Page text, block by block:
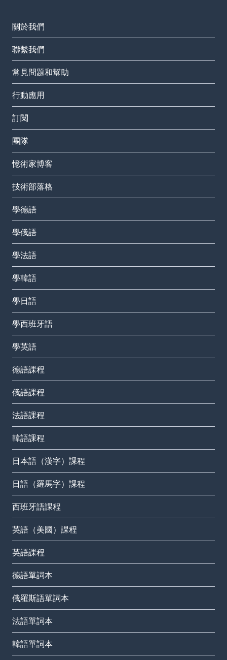
關於我們
聯繫我們
常見問題和幫助
行動應用
訂閱
團隊
憶術家博客
技術部落格
學德語
學俄語
學法語
學韓語
學日語
學西班牙語
學英語
德語課程
俄語課程
法語課程
韓語課程
日本語（漢字）課程
日語（羅馬字）課程
西班牙語課程
英語（美國）課程
英語課程
德語單詞本
俄羅斯語單詞本
法語單詞本
韓語單詞本